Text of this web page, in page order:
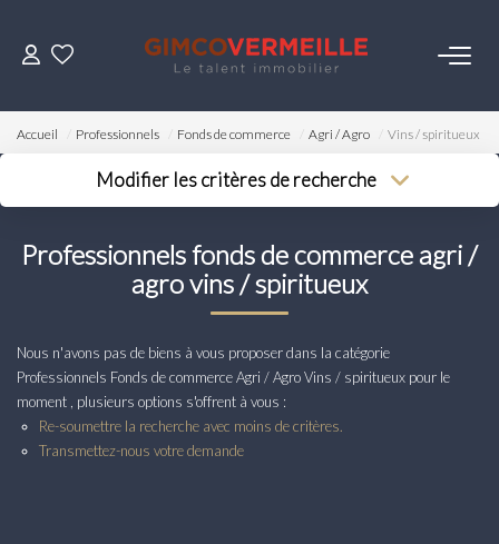
ACHETER
VENDRE
LOUER
ESTIMER
NOS SERVICES
Gestion
Accueil Professionnels Fonds de commerce Agri / Agro Vins / spiritueux
Modifier les critères de recherche
Type de bien Surface min
Créer une alerte
Professionnels fonds de commerce agri /
agro vins / spiritueux
Nous n'avons pas de biens à vous proposer dans la catégorie
Professionnels Fonds de commerce Agri / Agro Vins / spiritueux pour le
moment , plusieurs options s'offrent à vous :
Re-soumettre la recherche avec moins de critères.
Transmettez-nous votre demande